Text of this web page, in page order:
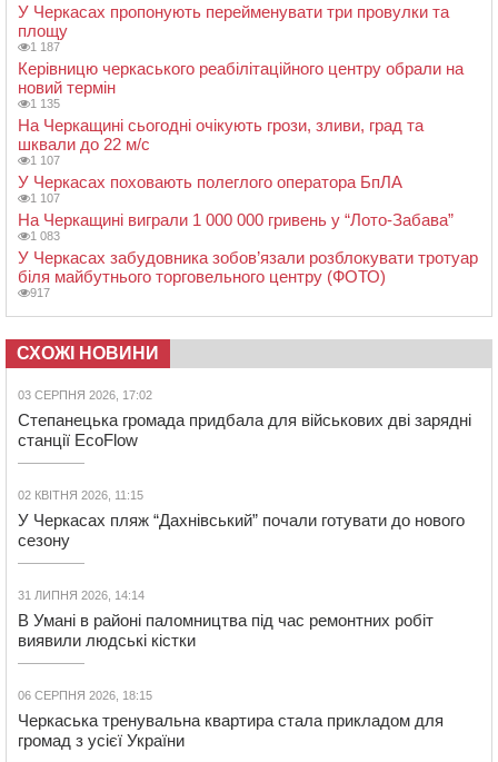
У Черкасах пропонують перейменувати три провулки та
площу
1 187
Керівницю черкаського реабілітаційного центру обрали на
новий термін
1 135
На Черкащині сьогодні очікують грози, зливи, град та
шквали до 22 м/с
1 107
У Черкасах поховають полеглого оператора БпЛА
1 107
На Черкащині виграли 1 000 000 гривень у “Лото-Забава”
1 083
У Черкасах забудовника зобов’язали розблокувати тротуар
біля майбутнього торговельного центру (ФОТО)
917
СХОЖІ НОВИНИ
03 СЕРПНЯ 2026, 17:02
Степанецька громада придбала для військових дві зарядні
станції EcoFlow
02 КВІТНЯ 2026, 11:15
У Черкасах пляж “Дахнівський” почали готувати до нового
сезону
31 ЛИПНЯ 2026, 14:14
В Умані в районі паломництва під час ремонтних робіт
виявили людські кістки
06 СЕРПНЯ 2026, 18:15
Черкаська тренувальна квартира стала прикладом для
громад з усієї України